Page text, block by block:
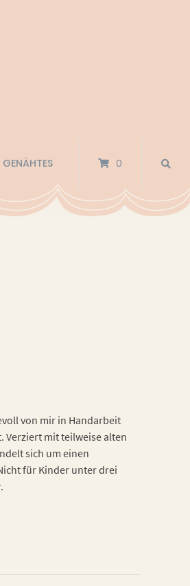
GENÄHTES 0
von mir in Handarbeit
Verziert mit teilweise alten
sich um einen
für Kinder unter drei